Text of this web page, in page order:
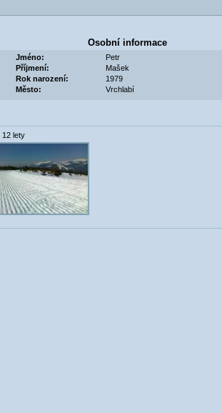
Osobní informace
Jméno:
Petr
Příjmení:
Mašek
Rok narození:
1979
Město:
Vrchlabí
12 lety